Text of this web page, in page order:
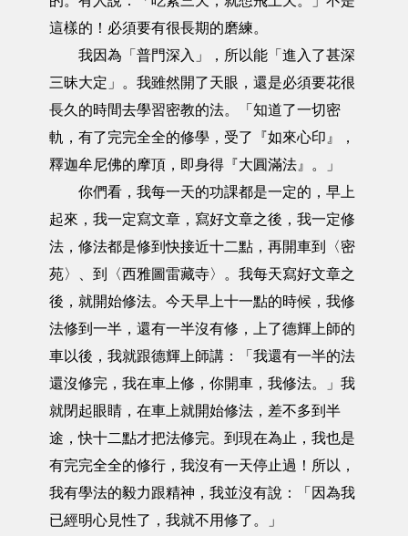
這樣的！必須要有很長期的磨練。
我因為「普門深入」，所以能「進入了甚深
三昧大定」。我雖然開了天眼，還是必須要花很
長久的時間去學習密教的法。「知道了一切密
軌，有了完完全全的修學，受了『如來心印』，
釋迦牟尼佛的摩頂，即身得『大圓滿法』。」
你們看，我每一天的功課都是一定的，早上
起來，我一定寫文章，寫好文章之後，我一定修
法，修法都是修到快接近十二點，再開車到〈密
苑〉、到〈西雅圖雷藏寺〉。我每天寫好文章之
後，就開始修法。今天早上十一點的時候，我修
法修到一半，還有一半沒有修，上了德輝上師的
車以後，我就跟德輝上師講：「我還有一半的法
還沒修完，我在車上修，你開車，我修法。」我
就閉起眼睛，在車上就開始修法，差不多到半
途，快十二點才把法修完。到現在為止，我也是
有完完全全的修行，我沒有一天停止過！所以，
我有學法的毅力跟精神，我並沒有說：「因為我
已經明心見性了，我就不用修了。」